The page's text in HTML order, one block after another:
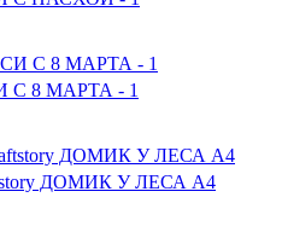
С 8 МАРТА - 1
ДОМИК У ЛЕСА А4